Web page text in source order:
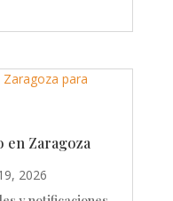
en Zaragoza
2026